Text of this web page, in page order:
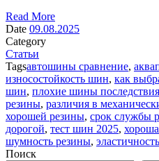
Read More
Date 09.08.2025
Category
Статьи
Tagsавтошины сравнение,
износостойкость шин, как
шин, плохие шины последствия
резины, различия в
хорошей резины, срок службы
дорогой, тест шин 2025,
шумность резины,
Поиск